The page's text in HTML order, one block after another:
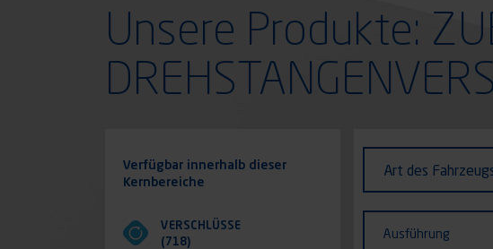
Unsere Produkte:
des
Fahrzeugs
Art des
Ausführung
Verfügbar innerhalb dieser
Kernbereiche
VERSCHLÜSSE
(718)